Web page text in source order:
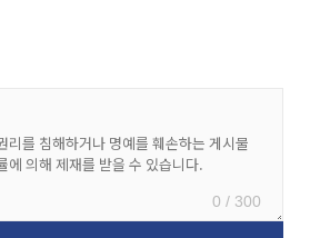
0 / 300